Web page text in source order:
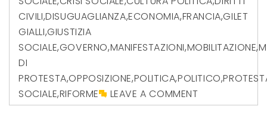
CIVILI,DISUGUAGLIANZA,ECONOMIA,FRANCIA,GILET
GIALLI,GIUSTIZIA
SOCIALE,GOVERNO,MANIFESTAZIONI,MOBILITAZIONE,
DI
PROTESTA,OPPOSIZIONE,POLITICA,POLITICO,
SOCIALE,RIFORME LEAVE A COMMENT